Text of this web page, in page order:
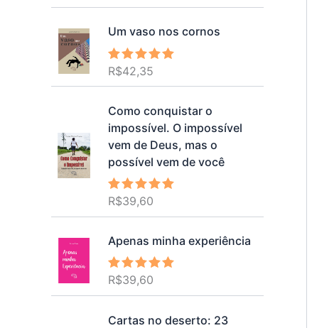
Um vaso nos cornos
Avaliação
de 5
R$42,35
Como conquistar o
impossível. O impossível
vem de Deus, mas o
possível vem de você
Avaliação
R$39,60
Apenas minha experiência
Avaliação
R$39,60
Cartas no deserto: 23